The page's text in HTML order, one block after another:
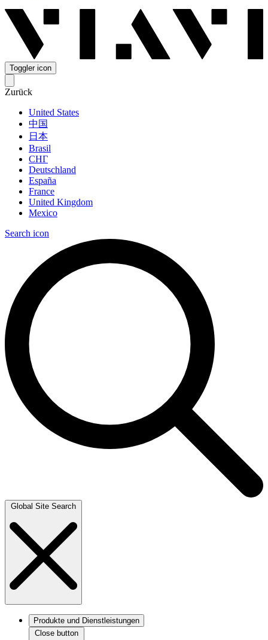
Toggler icon
Zurück
United States
中国
日本
Brasil
СНГ
Deutschland
España
France
United Kingdom
Mexico
Search icon
Global Site Search
Produkte und Dienstleistungen
Close button